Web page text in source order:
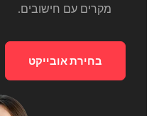
מקרים עם חישובים.
בחירת אובייקט